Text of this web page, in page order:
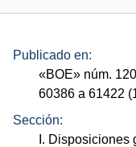
Publicado en:
«BOE» núm.
60386 a 61422
Sección:
I. Disposiciones